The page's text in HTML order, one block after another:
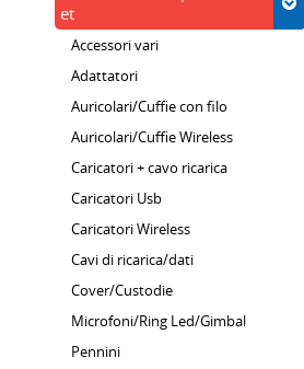
et
Accessori vari
Adattatori
Auricolari/Cuffie con filo
Auricolari/Cuffie Wireless
Caricatori + cavo ricarica
Caricatori Usb
Caricatori Wireless
Cavi di ricarica/dati
Cover/Custodie
Microfoni/Ring Led/Gimbal
Pennini